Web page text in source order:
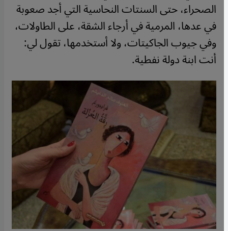
الصحراء، حتى السنتات النحاسية التي أجد صعوبة
في عدها، المرمية في أرجاء الشقة، على الطاولات،
وفي جيوب الجاكيتات، ولا أستخدمها، تقول لي:
أنت ابنة دولة نفطية.